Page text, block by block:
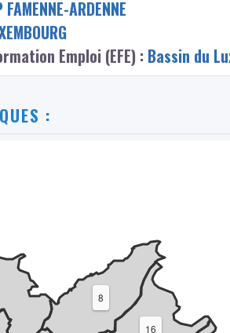
ARDENNE
Emploi (EFE) : Bassin du
:
8
16